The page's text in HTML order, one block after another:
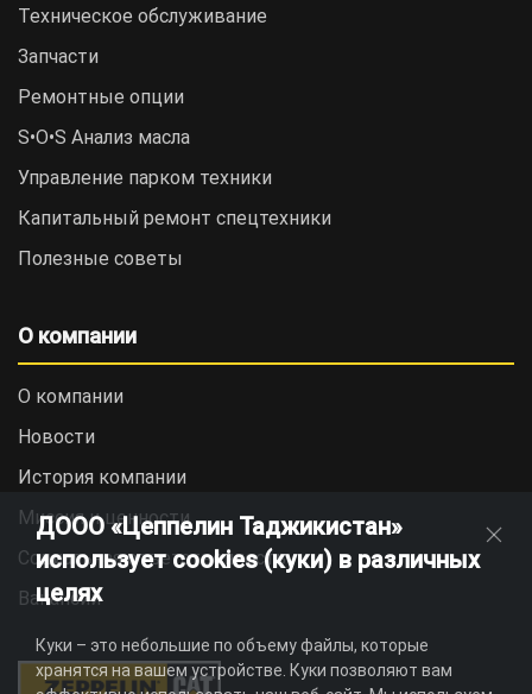
Техническое обслуживание
Запчасти
Ремонтные опции
S•O•S Анализ масла
Управление парком техники
Капитальный ремонт спецтехники
Полезные советы
О компании
О компании
Новости
История компании
Миссия и ценности
Социальная ответственность
Вакансии
ДООО «Цеппелин Таджикистан»
использует cookies (куки) в различных
целях
Куки – это небольшие по объему файлы, которые
хранятся на вашем устройстве. Куки позволяют вам